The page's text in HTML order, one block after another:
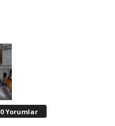
0 Yorumlar